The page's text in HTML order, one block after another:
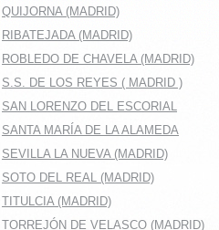
QUIJORNA (MADRID)
RIBATEJADA (MADRID)
ROBLEDO DE CHAVELA (MADRID)
S.S. DE LOS REYES ( MADRID )
SAN LORENZO DEL ESCORIAL
SANTA MARÍA DE LA ALAMEDA
SEVILLA LA NUEVA (MADRID)
SOTO DEL REAL (MADRID)
TITULCIA (MADRID)
TORREJÓN DE VELASCO (MADRID)